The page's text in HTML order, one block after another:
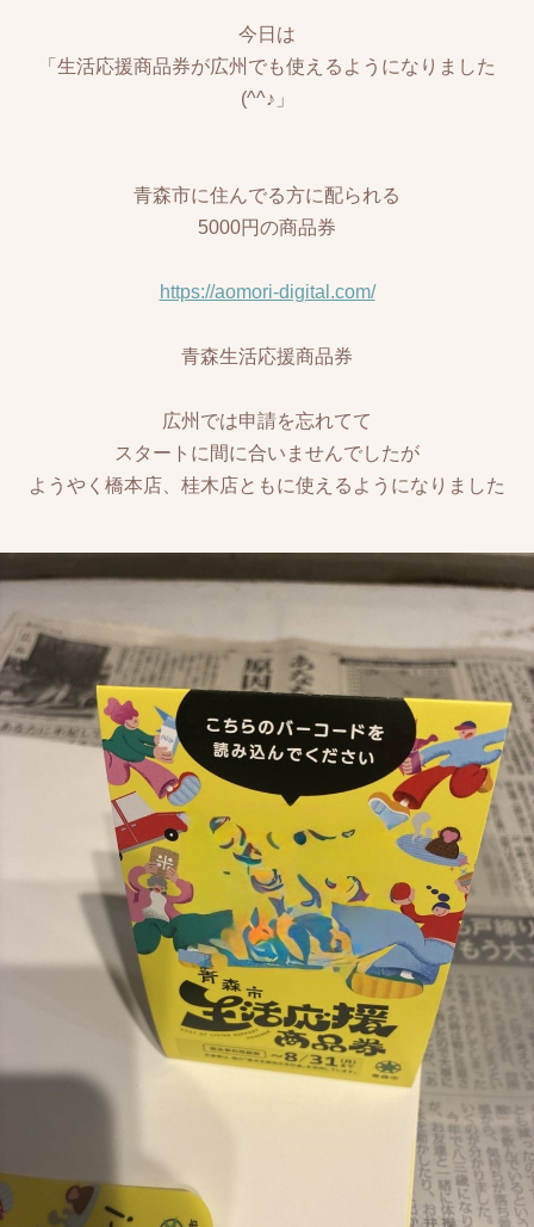
今日は
「生活応援商品券が広州でも使えるようになりました
(^^♪」
青森市に住んでる方に配られる
5000円の商品券
https://aomori-digital.com/
青森生活応援商品券
広州では申請を忘れてて
スタートに間に合いませんでしたが
ようやく橋本店、桂木店ともに使えるようになりました